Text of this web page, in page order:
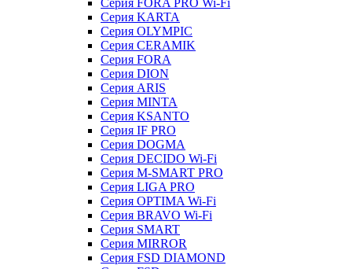
Серия FORA PRO Wi-Fi
Серия KARTA
Серия OLYMPIC
Серия CERAMIK
Серия FORA
Серия DION
Серия ARIS
Серия MINTA
Серия KSANTO
Серия IF PRO
Серия DOGMA
Серия DECIDO Wi-Fi
Серия M-SMART PRO
Серия LIGA PRO
Серия OPTIMA Wi-Fi
Серия BRAVO Wi-Fi
Серия SMART
Серия MIRROR
Серия FSD DIAMOND